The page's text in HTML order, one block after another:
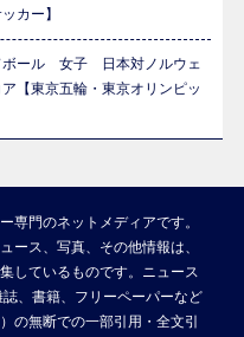
カー】
ボール 女子 日本対ノルウェ
【東京五輪・東京オリンピッ
専門のネットメディアです。
ース、写真、その他情報は、
しているものです。ニュース
、書籍、フリーペーパーなど
の無断での一部引用・全文引